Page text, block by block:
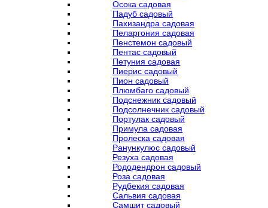
Осока садовая
Падуб садовый
Пахизандра садовая
Пеларгония садовая
Пенстемон садовый
Пентас садовый
Петуния садовая
Пиерис садовый
Пион садовый
Плюмбаго садовый
Подснежник садовый
Подсолнечник садовый
Портулак садовый
Примула садовая
Пролеска садовая
Ранункулюс садовый
Резуха садовая
Рододендрон садовый
Роза садовая
Рудбекия садовая
Сальвия садовая
Самшит садовый